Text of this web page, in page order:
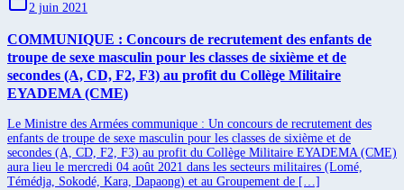
2 juin 2021
COMMUNIQUE : Concours de recrutement des enfants de
troupe de sexe masculin pour les classes de sixième et de
secondes (A, CD, F2, F3) au profit du Collège Militaire
EYADEMA (CME)
Le Ministre des Armées communique : Un concours de recrutement des
enfants de troupe de sexe masculin pour les classes de sixième et de
secondes (A, CD, F2, F3) au profit du Collège Militaire EYADEMA (CME)
aura lieu le mercredi 04 août 2021 dans les secteurs militaires (Lomé,
Témédja, Sokodé, Kara, Dapaong) et au Groupement de […]